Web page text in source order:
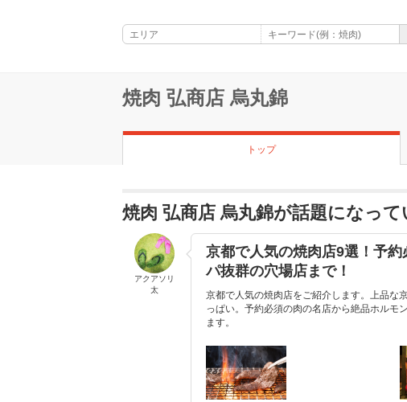
焼肉 弘商店 烏丸錦
トップ
焼肉 弘商店 烏丸錦が話題になって
アクアソリ
太
京都で人気の焼肉店9選！予
パ抜群の穴場店まで！
京都で人気の焼肉店をご紹介します。上品な
っぱい。予約必須の肉の名店から絶品ホルモ
ます。